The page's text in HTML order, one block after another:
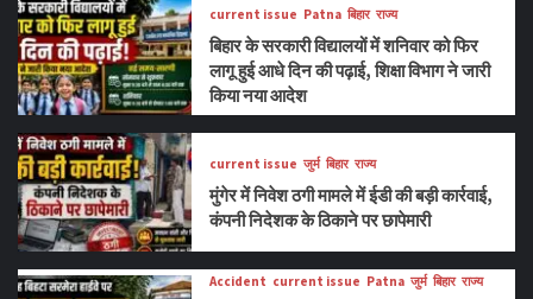
current issue Patna बिहार राज्य
बिहार के सरकारी विद्यालयों में शनिवार को फिर
लागू हुई आधे दिन की पढ़ाई, शिक्षा विभाग ने जारी
किया नया आदेश
current issue जुर्म बिहार राज्य
मुंगेर में निवेश ठगी मामले में ईडी की बड़ी कार्रवाई,
कंपनी निदेशक के ठिकाने पर छापेमारी
Accident current issue Patna जुर्म बिहार राज्य